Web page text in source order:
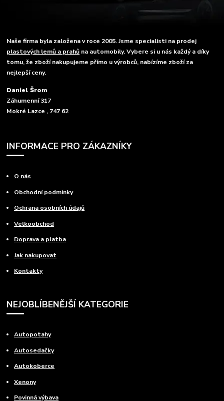
Naše firma byla založena v roce 2005. Jsme specialisti na prodej
plastových lemů a prahů na automobily. Vybere si u nás každý a díky
tomu, že zboží nakupujeme přímo u výrobců, nabízíme zboží za
nejlepší ceny.
Daniel Šrom
Záhumenní 317
Mokré Lazce , 747 62
INFORMACE PRO ZÁKAZNÍKY
O nás
Obchodní podmínky
Ochrana osobních údajů
Velkoobchod
Doprava a platba
Jak nakupovat
Kontakty
NEJOBLÍBENĚJŠÍ KATEGORIE
Autopotahy
Autosedačky
Autokoberce
Xenony
Povinná výbava